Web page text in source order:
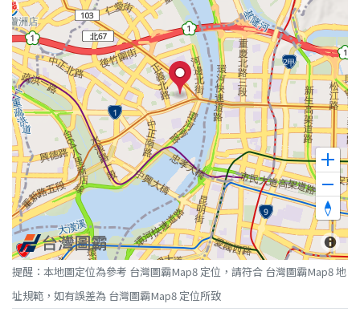
提醒：本地圖定位為參考 台灣圖霸Map8 定位，請符合 台灣圖霸Map8 地
址規範，如有誤差為 台灣圖霸Map8 定位所致